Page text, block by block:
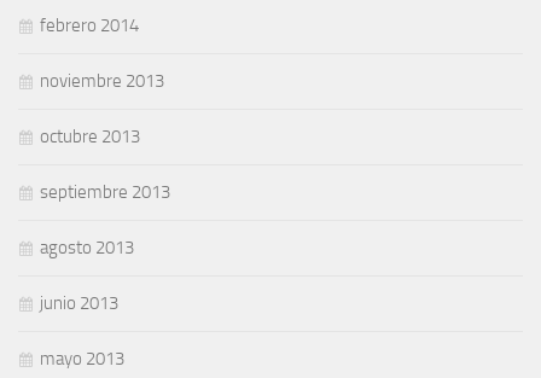
febrero 2014
noviembre 2013
octubre 2013
septiembre 2013
agosto 2013
junio 2013
mayo 2013